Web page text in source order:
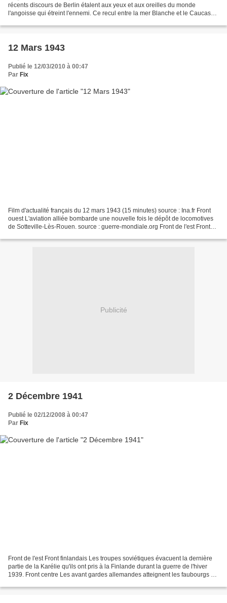
récents discours de Berlin étalent aux yeux et aux oreilles du monde
l'angoisse qui étreint l'ennemi. Ce recul entre la mer Blanche et le Caucase,
12 Mars 1943
Publié le 12/03/2010 à 00:47
Par Fix
Film d'actualité français du 12 mars 1943 (15 minutes) source : Ina.fr Front
ouest L'aviation alliée bombarde une nouvelle fois le dépôt de locomotives
de Sotteville-Lès-Rouen. source : guerre-mondiale.org Front de l'est Front
Publicité
2 Décembre 1941
Publié le 02/12/2008 à 00:47
Par Fix
Front de l'est Front finlandais Les troupes soviétiques évacuent la dernière
partie de la Karélie qu'ils ont pris à la Finlande durant la guerre de l'hiver
1939. Front centre Les avant gardes allemandes atteignent les faubourgs de